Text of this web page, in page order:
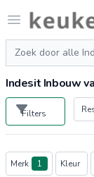
Open menu
Logo
Zoeken
Indesit Inbouw
Filters
Merk 1 Kleur